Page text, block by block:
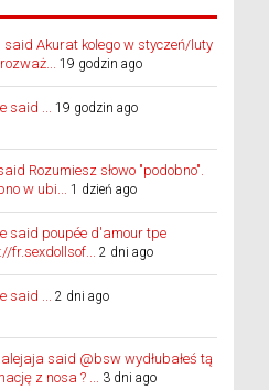
said Akurat kolego w styczeń/luty
19 godzin ago
said ... 19 godzin ago
Rozumiesz słowo "podobno".
w ubi... 1 dzień ago
said poupée d'amour tpe
fr.sexdollsof... 2 dni ago
said ... 2 dni ago
said @bsw wydłubałeś tą
z nosa ? ... 3 dni ago